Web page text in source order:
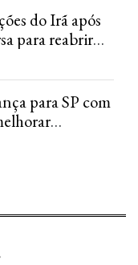
do Irã após
para reabrir
para SP com